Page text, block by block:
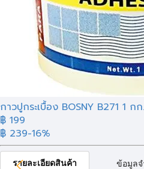
กาวปูกระเบื้อง BOSNY B271 1 กก.
฿ 199
฿ 239-16%
รายละเอียดสินค้า ข้อมูลจ